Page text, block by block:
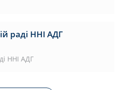
раді ННІ АДГ
ННІ АДГ